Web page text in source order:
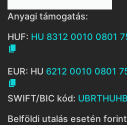
Anyagi támogatás:
HUF: HU 8312 0010 0801

EUR: HU 6212 0010 0801

SWIFT/BIC kód: UBRTHUHB
Belföldi utalás esetén